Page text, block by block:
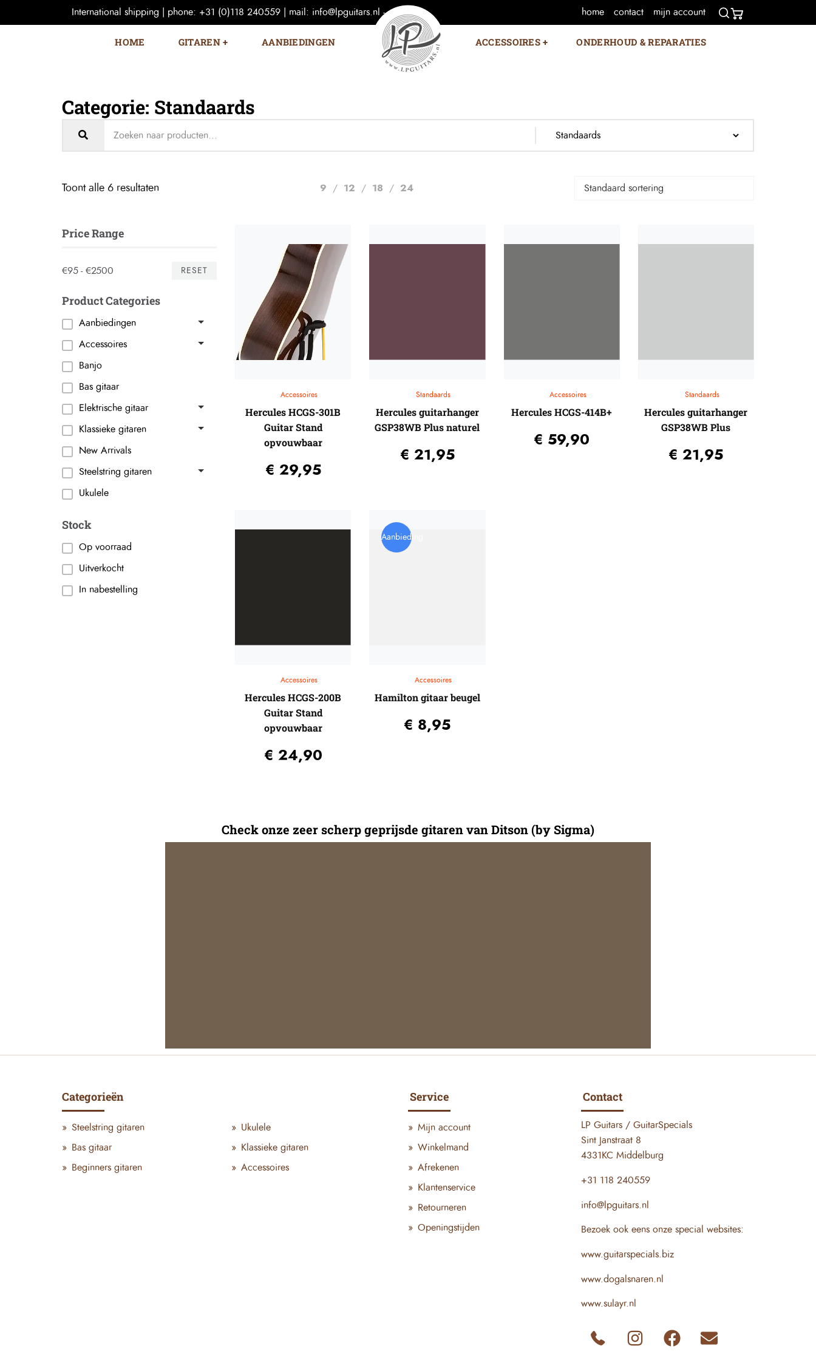
International shipping | phone: +31 (0)118 240559 | mail: info@lpguitars.nl - home contact mijn account
HOME GITAREN AANBIEDINGEN ACCESSOIRES ONDERHOUD & REPARATIES
Categorie: Standaards
Toont alle 6 resultaten 9 12 18 24
Price Range
€95 - €2500 RESET
Product Categories
Aanbiedingen
Accessoires
Banjo
Bas gitaar
Elektrische gitaar
Klassieke gitaren
New Arrivals
Steelstring gitaren
Ukulele
Stock
Op voorraad
Uitverkocht
In nabestelling
Accessoires
Hercules HCGS-301B
Guitar Stand
opvouwbaar
€ 29,95
Standaards
Hercules guitarhanger
GSP38WB Plus naturel
€ 21,95
Accessoires
Hercules HCGS-414B+
€ 59,90
Standaards
Hercules guitarhanger
GSP38WB Plus
€ 21,95
Accessoires
Hercules HCGS-200B
Guitar Stand
opvouwbaar
€ 24,90
Aanbieding
Accessoires
Hamilton gitaar beugel
€ 8,95
Check onze zeer scherp geprijsde gitaren van Ditson (by Sigma)
Categorieën
Steelstring gitaren
Ukulele
Bas gitaar
Klassieke gitaren
Beginners gitaren
Accessoires
Service
Mijn account
Winkelmand
Afrekenen
Klantenservice
Retourneren
Openingstijden
Contact
LP Guitars / GuitarSpecials
Sint Janstraat 8
4331KC Middelburg
+31 118 240559
info@lpguitars.nl
Bezoek ook eens onze special websites:
www.guitarspecials.biz
www.dogalsnaren.nl
www.sulayr.nl